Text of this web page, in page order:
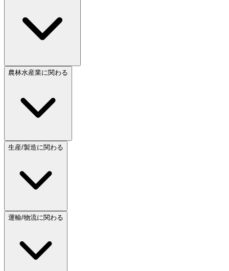
農林水産業に関わる
生産/製造に関わる
運輸/物流に関わる